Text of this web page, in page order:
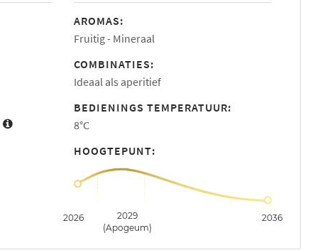
AROMAS:
Fruitig
Mineraal
COMBINATIES:
Ideaal als aperitief
BEDIENINGS TEMPERATUUR:
8°C
HOOGTEPUNT:
2026
2029
(Apogeum)
2036